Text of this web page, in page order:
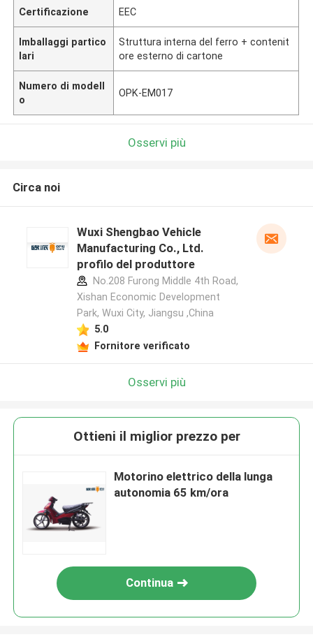
Certificazione EEC
Imballaggi partico
lari
Struttura interna del ferro + contenit
ore esterno di cartone
Numero di modell
o
OPK-EM017
Osservi più
Circa noi
Wuxi Shengbao Vehicle
Manufacturing Co., Ltd.
profilo del produttore
No.208 Furong Middle 4th Road,
Xishan Economic Development
Park, Wuxi City, Jiangsu ,China
5.0
Fornitore verificato
Osservi più
Ottieni il miglior prezzo per
Motorino elettrico della lunga
autonomia 65 km/ora
Continua